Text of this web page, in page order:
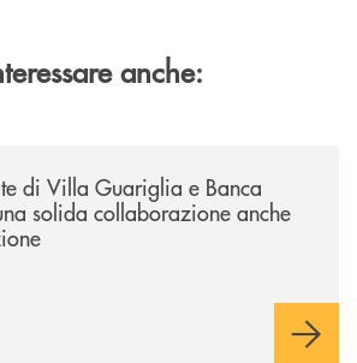
anche:
di Villa Guariglia e Banca
solida collaborazione anche